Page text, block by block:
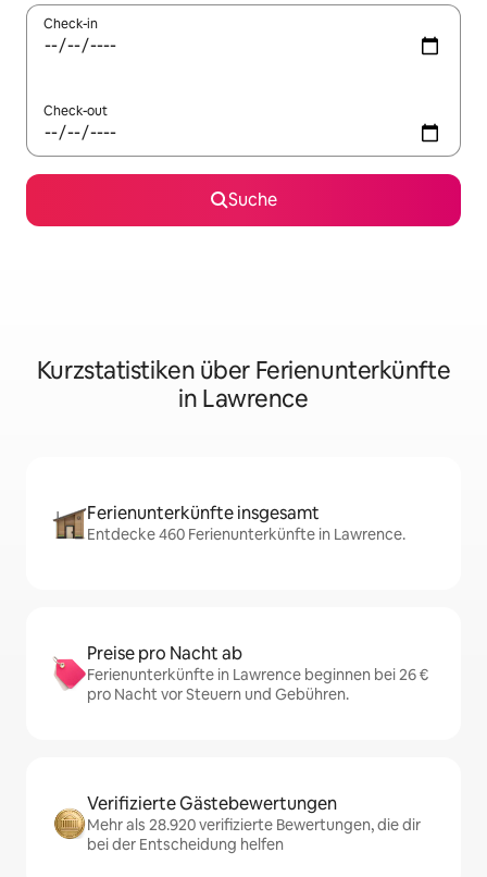
Check-in
Check-out
Suche
Kurzstatistiken über Ferienunterkünfte
in Lawrence
Ferienunterkünfte insgesamt
Entdecke 460 Ferienunterkünfte in Lawrence.
Preise pro Nacht ab
Ferienunterkünfte in Lawrence beginnen bei 26 €
pro Nacht vor Steuern und Gebühren.
Verifizierte Gästebewertungen
Mehr als 28.920 verifizierte Bewertungen, die dir
bei der Entscheidung helfen